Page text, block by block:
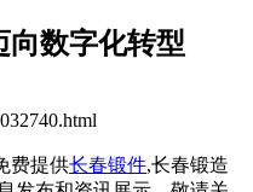
向数字化转型
费提供长春锻件,长春锻造